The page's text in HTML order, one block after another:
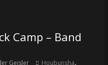
Camp – Band
Geisler Houbunsha,